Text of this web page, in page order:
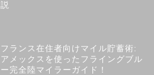
説
フランス在住者向けマイル貯蓄術:
アメックスを使ったフライングブル
ー完全陸マイラーガイド！